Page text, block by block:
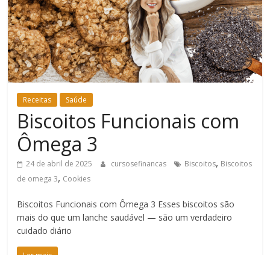
Estar
Receitas Saúde
Biscoitos Funcionais com
Ômega 3
24 de abril de 2025 cursosefinancas Biscoitos, Biscoitos
de omega 3, Cookies
Biscoitos Funcionais com Ômega 3 Esses biscoitos são
mais do que um lanche saudável — são um verdadeiro
cuidado diário